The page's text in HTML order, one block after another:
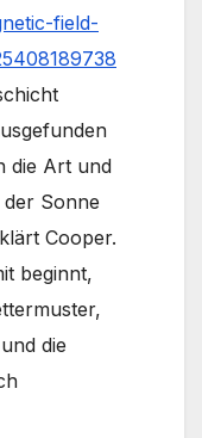
field-
die Art und
der Sonne
Cooper.
beginnt,
die